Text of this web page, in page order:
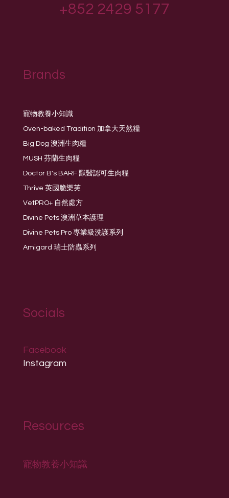
Brands
寵物教養小知識
Oven-baked Tradition 加拿大天然糧
Big Dog 澳洲生肉糧
MUSH 芬蘭生肉糧
Doctor B's BARF 獸醫認可生肉糧
Thrive 英國脆樂芙
VetPRO+ 自然處方
Divine Pets 澳洲草本護理
Divine Pets Pro 專業級洗護系列
Amigard 瑞士防蟲系列
Socials
Facebook
Instagram
+852 2429 5177
Resources
寵物教養小知識